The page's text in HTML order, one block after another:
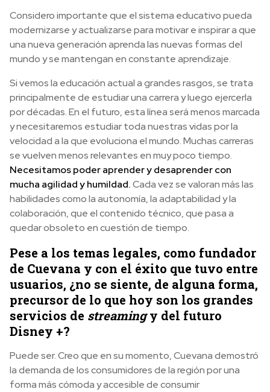
Considero importante que el sistema educativo pueda
modernizarse y actualizarse para motivar e inspirar a que
una nueva generación aprenda las nuevas formas del
mundo y se mantengan en constante aprendizaje.
Si vemos la educación actual a grandes rasgos, se trata
principalmente de estudiar una carrera y luego ejercerla
por décadas. En el futuro, esta línea será menos marcada
y necesitaremos estudiar toda nuestras vidas por la
velocidad a la que evoluciona el mundo. Muchas carreras
se vuelven menos relevantes en muy poco tiempo.
Necesitamos poder aprender y desaprender con
mucha agilidad y humildad.Cada vez se valoran más las
habilidades como la autonomía, la adaptabilidad y la
colaboración, que el contenido técnico, que pasa a
quedar obsoleto en cuestión de tiempo.
Pese a los temas legales, como fundador
de Cuevana y con el éxito que tuvo entre
usuarios, ¿no se siente, de alguna forma,
precursor de lo que hoy son los grandes
servicios de streamingy del futuro
Disney +?
Puede ser. Creo que en su momento, Cuevana demostró
la demanda de los consumidores de la región por una
forma más cómoda y accesible de consumir